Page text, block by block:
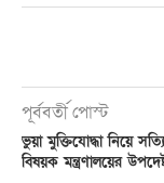
পূর্ববর্তী পোস্ট
ভুয়া মুক্তিযোদ্ধা নিয়ে
বিষয়ক মন্ত্রণালয়ের